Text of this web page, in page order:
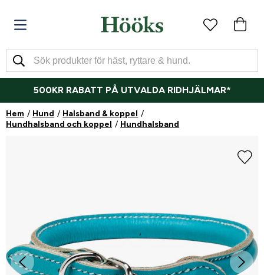
500KR RABATT PÅ UTVALDA RIDHJÄLMAR*
Hem Hund
Halsband & koppel
Hundhalsband och koppel
Hundhalsband